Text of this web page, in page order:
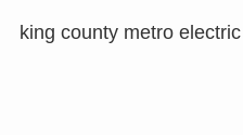
king county metro